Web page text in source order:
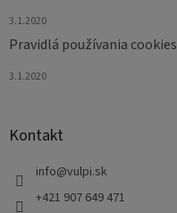
3.1.2020
Pravidlá používania cookies
3.1.2020
Kontakt
info@vulpi.sk
+421 907 649 471